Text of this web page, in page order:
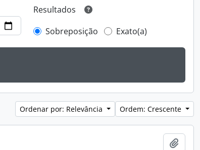
Resultados
Sobreposição
Exato(a)
Ordenar por: Relevância Ordem: Crescente